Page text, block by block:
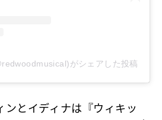
がシェアした投稿
とイディナは『ウィキッ